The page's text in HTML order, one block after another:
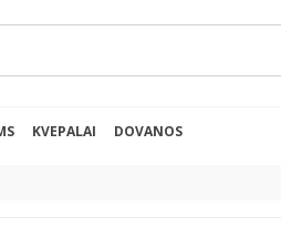
KVEPALAI DOVANOS